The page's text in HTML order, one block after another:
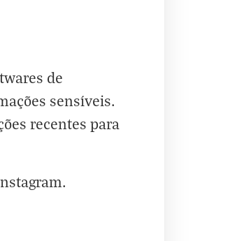
de
sensíveis.
recentes para
.